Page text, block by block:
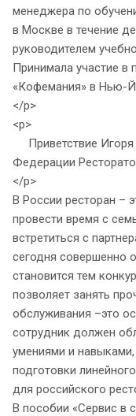
менеджера по
в Москве в течение
руководителем
Принимала участие в
«Кофемания» в Нью-
</p>
<p>
Приветствие Игоря
Федерации
</p>
В России ресторан –
провести время с
встретиться с
сегодня совершенно
становится тем
позволяет занять
обслуживания –это
сотрудник должен
умениями и
подготовки
для российского
В пособии «Сервис в